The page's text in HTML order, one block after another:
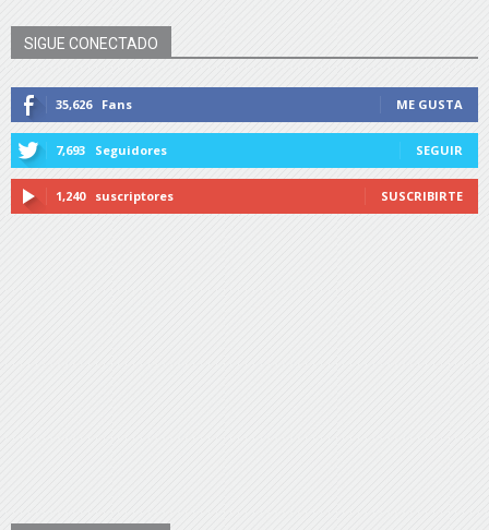
SIGUE CONECTADO
35,626 Fans ME GUSTA
7,693 Seguidores SEGUIR
1,240 suscriptores SUSCRIBIRTE